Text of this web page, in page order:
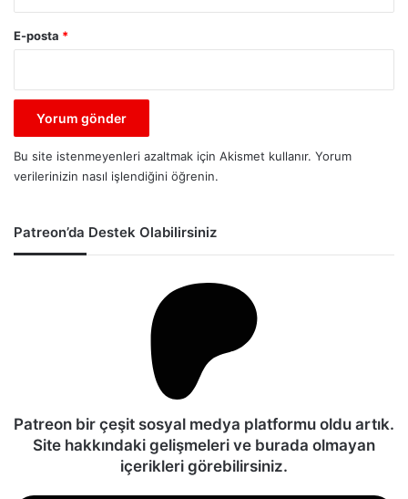
E-posta *
Bu site istenmeyenleri azaltmak için Akismet kullanır. Yorum
verilerinizin nasıl işlendiğini öğrenin.
Patreon’da Destek Olabilirsiniz
Patreon bir çeşit sosyal medya platformu oldu artık.
Site hakkındaki gelişmeleri ve burada olmayan
içerikleri görebilirsiniz.